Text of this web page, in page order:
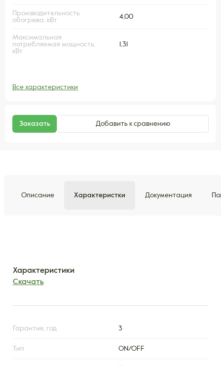
Производительность
обогрева, кВт
4,00
Максимальная
потребляемая мощность,
кВт
1,31
Все характеристики
Заказать Добавить к сравнению
Описание Характеристки Документация
Характеристики
Скачать
Гарантия, год 3
Тип ON/OFF